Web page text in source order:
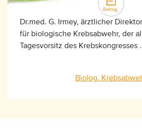
Dr.med. G. Irmey, ärztlicher
für biologische Krebsabwehr, der
Tagesvorsitz des Krebskongresses
Biolog.